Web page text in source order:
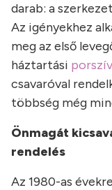
darab: a
Az igényekhez
meg az első
háztartási
csavaróval
többség még
Önmagát
rendelés
Az 1980-as